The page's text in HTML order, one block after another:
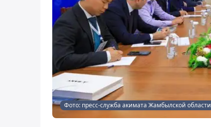
Фото: пресс-служба акимата Жамбылской области